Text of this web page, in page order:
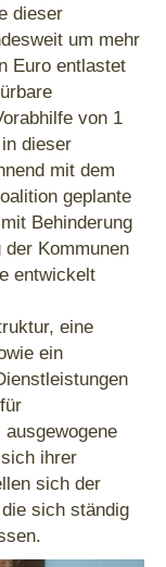
dieser
um mehr
Euro entlastet
von 1
dieser
mit dem
geplante
Behinderung
Kommunen
entwickelt
eine
ein
ihrer
sich der
sich ständig